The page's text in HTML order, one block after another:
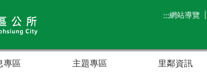
:::網站導覽
專區 主題專區 里鄰資訊